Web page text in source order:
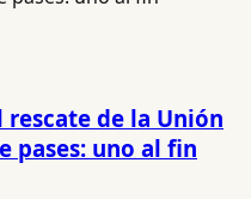
de la Unión
pases: uno al fin